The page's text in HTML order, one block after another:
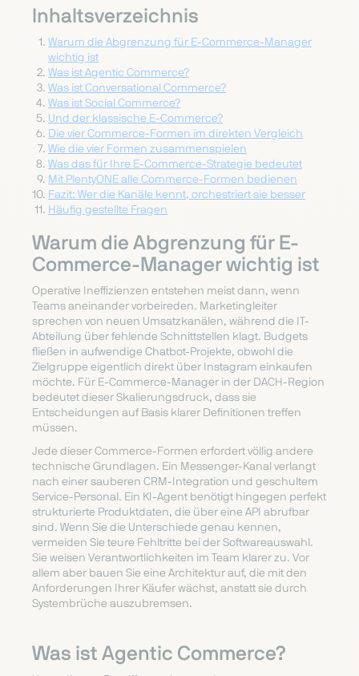
Inhaltsverzeichnis
Warum die Abgrenzung für E-Commerce-Manager
wichtig ist
Was ist Agentic Commerce?
Was ist Conversational Commerce?
Was ist Social Commerce?
Und der klassische E-Commerce?
Die vier Commerce-Formen im direkten Vergleich
Wie die vier Formen zusammenspielen
Was das für Ihre E-Commerce-Strategie bedeutet
Mit PlentyONE alle Commerce-Formen bedienen
Fazit: Wer die Kanäle kennt, orchestriert sie besser
Häufig gestellte Fragen
Warum die Abgrenzung für E-
Commerce-Manager wichtig ist
Operative Ineffizienzen entstehen meist dann, wenn
Teams aneinander vorbeireden. Marketingleiter
sprechen von neuen Umsatzkanälen, während die IT-
Abteilung über fehlende Schnittstellen klagt. Budgets
fließen in aufwendige Chatbot-Projekte, obwohl die
Zielgruppe eigentlich direkt über Instagram einkaufen
möchte. Für E-Commerce-Manager in der DACH-Region
bedeutet dieser Skalierungsdruck, dass sie
Entscheidungen auf Basis klarer Definitionen treffen
müssen.
Jede dieser Commerce-Formen erfordert völlig andere
technische Grundlagen. Ein Messenger-Kanal verlangt
nach einer sauberen CRM-Integration und geschultem
Service-Personal. Ein KI-Agent benötigt hingegen perfekt
strukturierte Produktdaten, die über eine API abrufbar
sind. Wenn Sie die Unterschiede genau kennen,
vermeiden Sie teure Fehltritte bei der Softwareauswahl.
Sie weisen Verantwortlichkeiten im Team klarer zu. Vor
allem aber bauen Sie eine Architektur auf, die mit den
Anforderungen Ihrer Käufer wächst, anstatt sie durch
Systembrüche auszubremsen.
Was ist Agentic Commerce?